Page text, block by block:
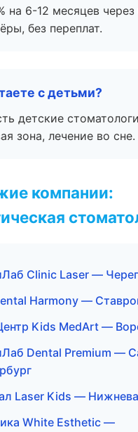
на 6-12 месяцев через
без переплат.
с детьми?
детские
зона, лечение во сне.
компании:
Clinic Laser —
Harmony —
Kids MedArt —
Dental Premium —
Laser Kids —
White Esthetic —